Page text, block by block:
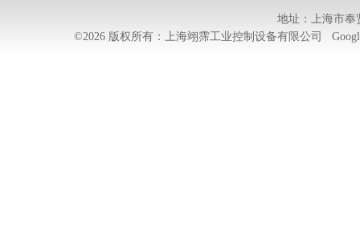
地址：上海市奉
©2026 版权所有：上海翊霈工业控制设备有限公司